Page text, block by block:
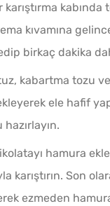
karıştırma kabında
kıvamına
birkaç dakika
kabartma tozu
ele hafif
hamura
karıştırın. Son
ezmeden